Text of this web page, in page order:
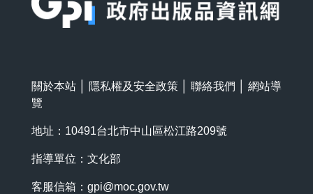
關於本站 隱私權及安全政策 聯絡我們
網站導
覽
地址：10491台北市中山區松江路209號
指導單位：文化部
客服信箱： gpi@moc.gov.tw